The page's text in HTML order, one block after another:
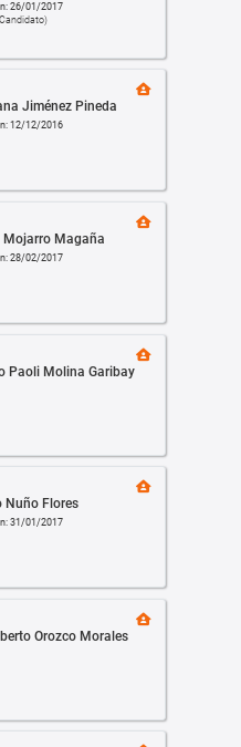
26/01/2017
Jiménez Pineda
12/12/2016
Mojarro Magaña
28/02/2017
Paoli Molina Garibay
Nuño Flores
31/01/2017
Orozco Morales